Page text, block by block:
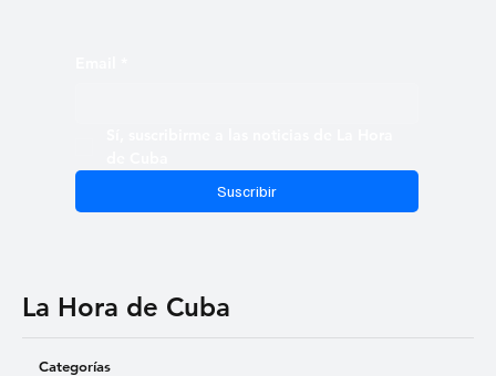
Suscribir
La Hora de Cuba
Categorías